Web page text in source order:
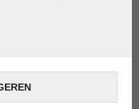
voelt u zich